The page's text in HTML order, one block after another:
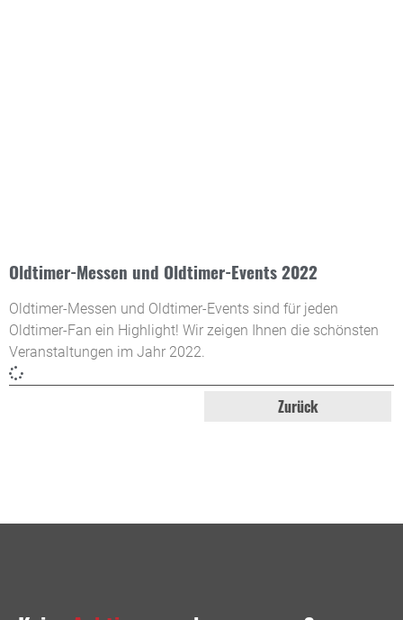
Oldtimer-Messen und Oldtimer-Events 2022
Oldtimer-Messen und Oldtimer-Events sind für jeden
Oldtimer-Fan ein Highlight! Wir zeigen Ihnen die schönsten
Veranstaltungen im Jahr 2022.
Zurück